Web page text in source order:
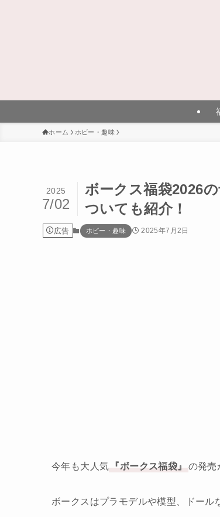
ホーム ホビー・趣味
ボークス福袋2026
ついても紹介！
2025
7/02
広告 ホビー・趣味 2025年7月2日
今年も大人気 『ボークス福袋』 の発売
ボークスはプラモデルや模型、ドール